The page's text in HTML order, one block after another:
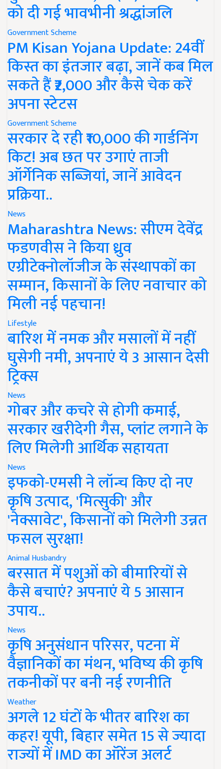
को दी गई भावभीनी श्रद्धांजलि
Government Scheme
PM Kisan Yojana Update: 24वीं
किस्त का इंतजार बढ़ा, जानें कब मिल
सकते हैं ₹2,000 और कैसे चेक करें
अपना स्टेटस
Government Scheme
सरकार दे रही ₹10,000 की गार्डनिंग
किट! अब छत पर उगाएं ताजी
ऑर्गेनिक सब्जियां, जानें आवेदन
प्रक्रिया..
News
Maharashtra News: सीएम देवेंद्र
फडणवीस ने किया ध्रुव
एग्रीटेक्नोलॉजीज के संस्थापकों का
सम्मान, किसानों के लिए नवाचार को
मिली नई पहचान!
Lifestyle
बारिश में नमक और मसालों में नहीं
घुसेगी नमी, अपनाएं ये 3 आसान देसी
ट्रिक्स
News
गोबर और कचरे से होगी कमाई,
सरकार खरीदेगी गैस, प्लांट लगाने के
लिए मिलेगी आर्थिक सहायता
News
इफको-एमसी ने लॉन्च किए दो नए
कृषि उत्पाद, 'मित्सुकी' और
'नेक्सावेट', किसानों को मिलेगी उन्नत
फसल सुरक्षा!
Animal Husbandry
बरसात में पशुओं को बीमारियों से
कैसे बचाएं? अपनाएं ये 5 आसान
उपाय..
News
कृषि अनुसंधान परिसर, पटना में
वैज्ञानिकों का मंथन, भविष्य की कृषि
तकनीकों पर बनी नई रणनीति
Weather
अगले 12 घंटों के भीतर बारिश का
कहर! यूपी, बिहार समेत 15 से ज्यादा
राज्यों में IMD का ऑरेंज अलर्ट